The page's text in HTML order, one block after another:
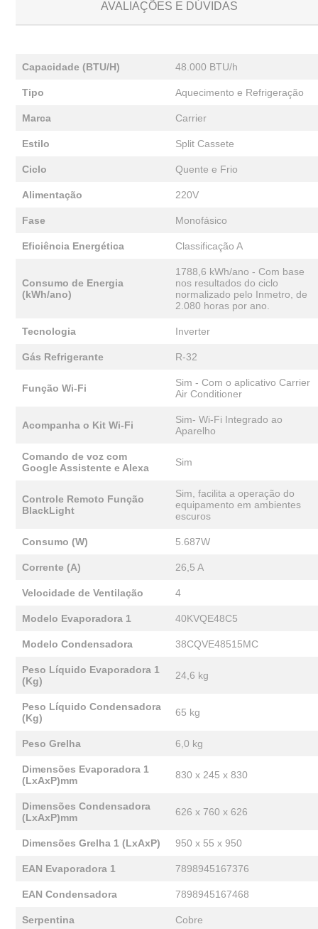
AVALIAÇÕES E DÚVIDAS
Capacidade (BTU/H) 48.000 BTU/h
Tipo Aquecimento e Refrigeração
Marca Carrier
Estilo Split Cassete
Ciclo Quente e Frio
Alimentação 220V
Fase Monofásico
Eficiência Energética Classificação A
Consumo de Energia
(kWh/ano)
1788,6 kWh/ano - Com base
nos resultados do ciclo
normalizado pelo Inmetro, de
2.080 horas por ano.
Tecnologia Inverter
Gás Refrigerante R-32
Função Wi-Fi
Sim - Com o aplicativo Carrier
Air Conditioner
Acompanha o Kit Wi-Fi
Sim- Wi-Fi Integrado ao
Aparelho
Comando de voz com
Google Assistente e Alexa
Sim
Controle Remoto Função
BlackLight
Sim, facilita a operação do
equipamento em ambientes
escuros
Consumo (W) 5.687W
Corrente (A) 26,5 A
Velocidade de Ventilação 4
Modelo Evaporadora 1 40KVQE48C5
Modelo Condensadora 38CQVE48515MC
Peso Líquido Evaporadora 1
(Kg)
24,6 kg
Peso Líquido Condensadora
(Kg)
65 kg
Peso Grelha 6,0 kg
Dimensões Evaporadora 1
(LxAxP)mm
830 x 245 x 830
Dimensões Condensadora
(LxAxP)mm
626 x 760 x 626
Dimensões Grelha 1 (LxAxP) 950 x 55 x 950
EAN Evaporadora 1 7898945167376
EAN Condensadora 7898945167468
Serpentina Cobre